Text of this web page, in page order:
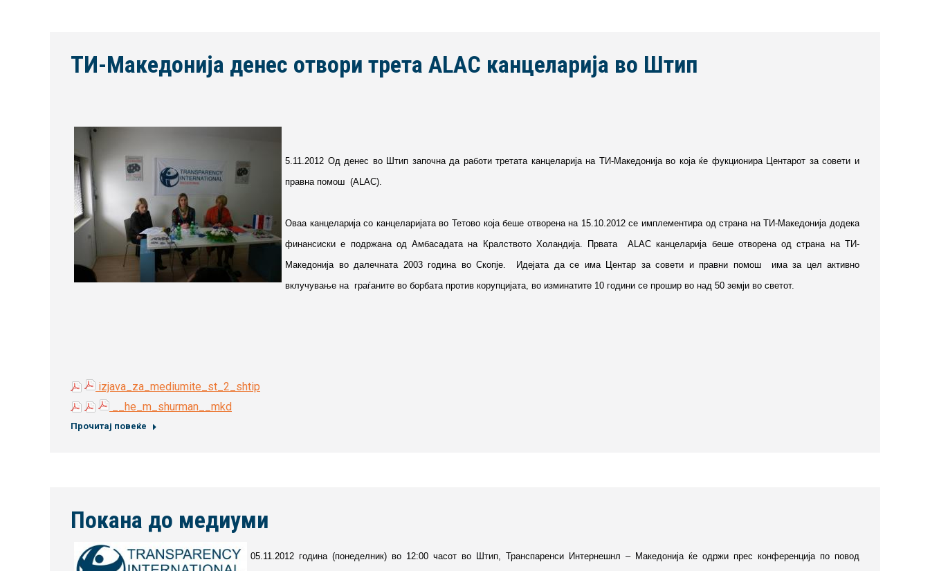
ТИ-Македонија денес отвори трета ALAC канцеларија во Штип
5.11.2012 Од денес во Штип започна да работи третата канцеларија на ТИ-Македонија во која ќе фукционира Центарот за совети и
правна помош (ALAC).
Оваа канцеларија со канцеларијата во Тетово која беше отворена на 15.10.2012 се имплементира од страна на ТИ-Македонија додека
финансиски е подржана од Амбасадата на Кралството Холандија. Првата ALAC канцеларија беше отворена од страна на ТИ-
Македонија во далечната 2003 година во Скопје. Идејата да се има Центар за совети и правни помош има за цел активно
вклучување на граѓаните во борбата против корупцијата, во изминатите 10 години се прошир во над 50 земји во светот.
izjava_za_mediumite_st_2_shtip
__he_m_shurman__mkd
Прочитај повеќе
Покана до медиуми
05.11.2012 година (понеделник) во 12:00 часот во Штип, Транспаренси Интернешнл – Македонија ќе одржи прес конференција по повод